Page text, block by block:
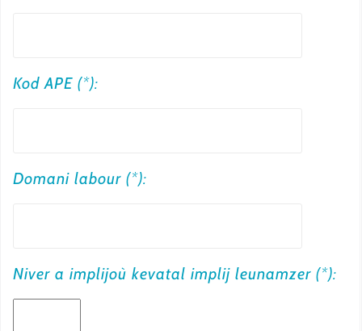
Kod APE (*):
Domani labour (*):
Niver a implijoù kevatal implij leunamzer (*):